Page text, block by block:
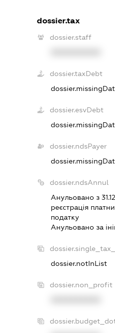
dossier.tax
dossier.staff
dossier.taxDebt
dossier.esvDebt
dossier.ndsPayer
dossier.ndsAnnul
Анульовано з
реєстрацiя
податку
Анульовано за
dossier.notInList
dossier.non_profit